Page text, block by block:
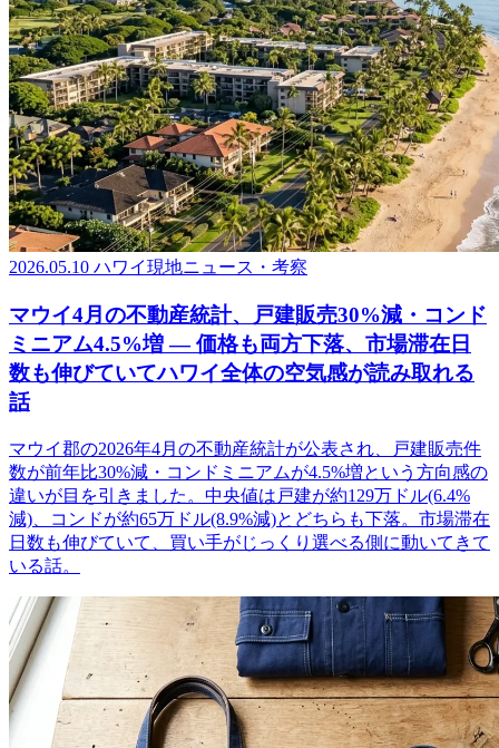
2026.05.10 ハワイ現地ニュース・考察
マウイ4月の不動産統計、戸建販売30%減・コンド
ミニアム4.5%増 ― 価格も両方下落、市場滞在日
数も伸びていてハワイ全体の空気感が読み取れる
話
マウイ郡の2026年4月の不動産統計が公表され、戸建販売件
数が前年比30%減・コンドミニアムが4.5%増という方向感の
違いが目を引きました。中央値は戸建が約129万ドル(6.4%
減)、コンドが約65万ドル(8.9%減)とどちらも下落。市場滞在
日数も伸びていて、買い手がじっくり選べる側に動いてきて
いる話。